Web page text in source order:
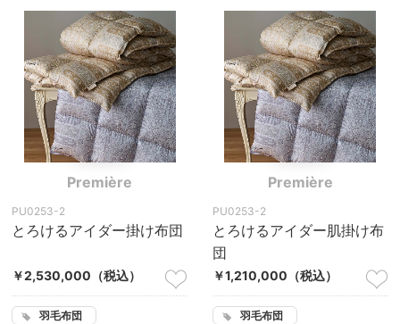
Première
PU0253-2
とろけるアイダー掛け布団
￥2,530,000 （税込）
羽毛布団
Première
PU0253-2
とろけるアイダー肌掛け布
団
￥1,210,000 （税込）
羽毛布団